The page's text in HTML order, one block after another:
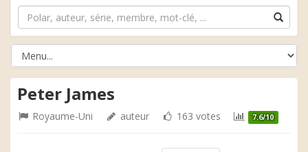
Peter James
Royaume-Uni auteur 163 votes 7.6/10